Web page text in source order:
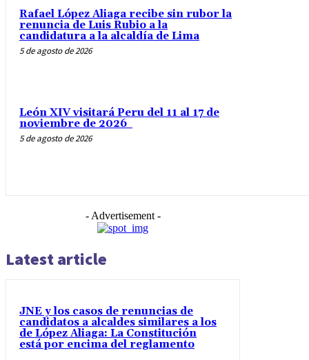
Rafael López Aliaga recibe sin rubor la
renuncia de Luis Rubio a la
candidatura a la alcaldía de Lima
5 de agosto de 2026
León XIV visitará Peru del 11 al 17 de
noviembre de 2026
5 de agosto de 2026
- Advertisement -
Latest article
JNE y los casos de renuncias de
candidatos a alcaldes similares a los
de López Aliaga: La Constitución
está por encima del reglamento